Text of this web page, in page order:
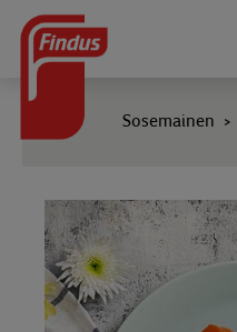
Sosemainen >